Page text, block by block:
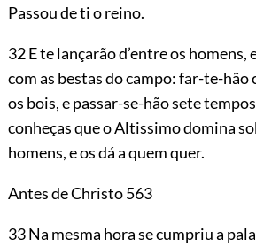
Passou de ti o reino.
32 E te lançarão d’entre os homens,
com as bestas do campo: far-te-hão
os bois, e passar-se-hão sete
conheças que o Altissimo domina
homens, e os dá a quem quer.
Antes de Christo 563
33 Na mesma hora se cumpriu a